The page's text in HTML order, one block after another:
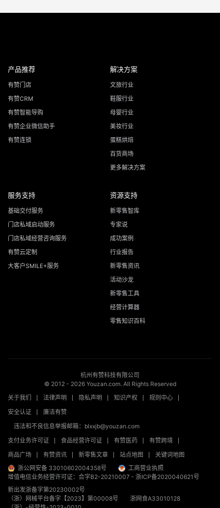
产品推荐
有赞门店
有赞CRM
有赞智能导购
有赞企业微信助手
有赞连锁
解决方案
文旅行业
鞋服行业
母婴行业
美妆行业
蛋糕烘焙
百货商场
更多解决方案
服务支持
基础交付服务
门店私域启动服务
门店私域经营咨询服务
有赞云定制
大客户SMILE+服务
资源支持
新零售智库
专家说
成功案例
行业报告
新零售资讯
活动沙龙
新零售工具
经营计算器
零售知识百科
杭州有赞科技有限公司
© 2012 - 2026Youzan.com. All Rights Reserved
关于我们
法律声明 隐私声明 知识产权
规则中心
安全认证
廉洁有赞
违法和不良信息举报邮箱：blxxjb@youzan.com
支付业务许可证
食品经营许可证 有赞医药
有赞跨境
商品广场
有赞资讯 新零售文章 站点地图
关键词地图
浙公网安备 33010602004358号
工商营业执照
增值电信业务经营许可证：合字B2-20210007 - 浙ICP备2020040621号
新出发浙备字第20230002号
（浙）网械平台备字【2023】第00008号
浙网食A33010128